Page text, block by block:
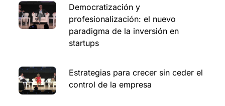
Democratización y
profesionalización: el nuevo
paradigma de la inversión en
startups
Estrategias para crecer sin ceder el
control de la empresa